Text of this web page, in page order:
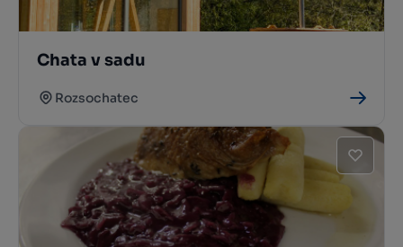
Chata v sadu
Rozsochatec